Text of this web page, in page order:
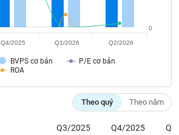
BVPS cơ bản
P/E cơ bản
ROA
0
Q4/2025 Q1/2026 Q2/2026
Theo quý Theo năm
Q3/2025 Q4/2025